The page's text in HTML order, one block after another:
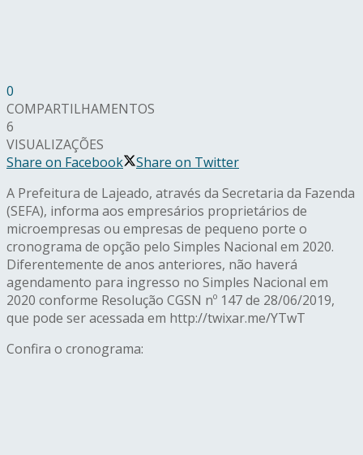
0
COMPARTILHAMENTOS
6
VISUALIZAÇÕES
Share on Facebook
Share on Twitter
A Prefeitura de Lajeado, através da Secretaria da Fazenda
(SEFA), informa aos empresários proprietários de
microempresas ou empresas de pequeno porte o
cronograma de opção pelo Simples Nacional em 2020.
Diferentemente de anos anteriores, não haverá
agendamento para ingresso no Simples Nacional em
2020 conforme Resolução CGSN nº 147 de 28/06/2019,
que pode ser acessada em http://twixar.me/YTwT
Confira o cronograma: